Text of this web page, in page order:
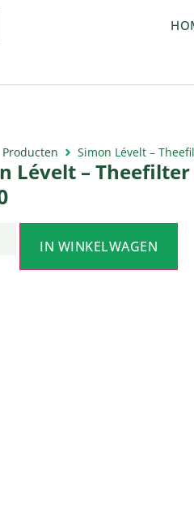
Producten Simon Lévelt –
Lévelt –
IN WINKELWAGEN